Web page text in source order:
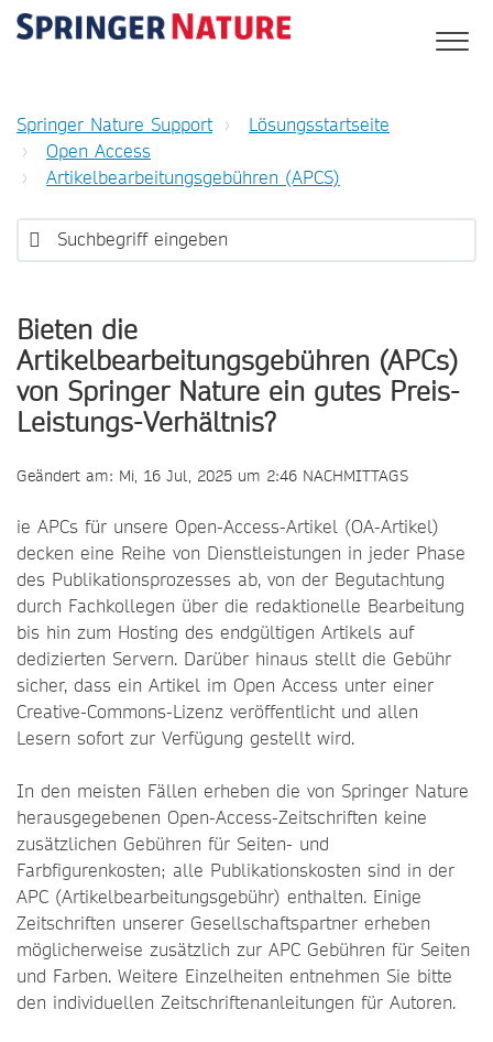
Springer Nature Support
Lösungsstartseite
Open Access
Artikelbearbeitungsgebühren (APCS)
Bieten die
Artikelbearbeitungsgebühren (APCs)
von Springer Nature ein gutes Preis-
Leistungs-Verhältnis?
Geändert am: Mi, 16 Jul, 2025 um 2:46 NACHMITTAGS
ie APCs für unsere Open-Access-Artikel (OA-Artikel)
decken eine Reihe von Dienstleistungen in jeder Phase
des Publikationsprozesses ab, von der Begutachtung
durch Fachkollegen über die redaktionelle Bearbeitung
bis hin zum Hosting des endgültigen Artikels auf
dedizierten Servern. Darüber hinaus stellt die Gebühr
sicher, dass ein Artikel im Open Access unter einer
Creative-Commons-Lizenz veröffentlicht und allen
Lesern sofort zur Verfügung gestellt wird.
In den meisten Fällen erheben die von Springer Nature
herausgegebenen Open-Access-Zeitschriften keine
zusätzlichen Gebühren für Seiten- und
Farbfigurenkosten; alle Publikationskosten sind in der
APC (Artikelbearbeitungsgebühr) enthalten. Einige
Zeitschriften unserer Gesellschaftspartner erheben
möglicherweise zusätzlich zur APC Gebühren für Seiten
und Farben. Weitere Einzelheiten entnehmen Sie bitte
den individuellen Zeitschriftenanleitungen für Autoren.